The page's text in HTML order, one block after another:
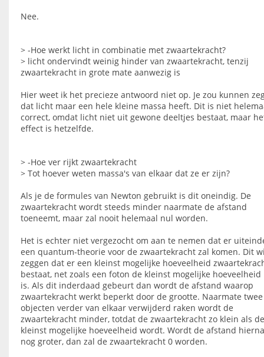
Nee.
> -Hoe werkt licht in combinatie met zwaartekracht?
> licht ondervindt weinig hinder van zwaartekracht, tenzij
zwaartekracht in grote mate aanwezig is
Hier weet ik het precieze antwoord niet op. Je zou kunnen
dat licht maar een hele kleine massa heeft. Dit is niet
correct, omdat licht niet uit gewone deeltjes bestaat, maar
effect is hetzelfde.
> -Hoe ver rijkt zwaartekracht
> Tot hoever weten massa's van elkaar dat ze er zijn?
Als je de formules van Newton gebruikt is dit oneindig. De
zwaartekracht wordt steeds minder naarmate de afstand
toeneemt, maar zal nooit helemaal nul worden.
Het is echter niet vergezocht om aan te nemen dat er
een quantum-theorie voor de zwaartekracht zal komen. Dit
zeggen dat er een kleinst mogelijke hoeveelheid
bestaat, net zoals een foton de kleinst mogelijke
is. Als dit inderdaad gebeurt dan wordt de afstand waarop
zwaartekracht werkt beperkt door de grootte. Naarmate twee
objecten verder van elkaar verwijderd raken wordt de
zwaartekracht minder, totdat de zwaartekracht zo klein als de
kleinst mogelijke hoeveelheid wordt. Wordt de afstand hierna
nog groter, dan zal de zwaartekracht 0 worden.